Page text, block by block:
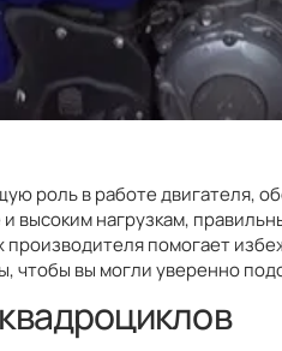
роль в работе двигателя,
высоким нагрузкам,
помогает
чтобы вы могли уверенно